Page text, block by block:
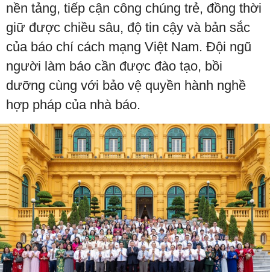
nền tảng, tiếp cận công chúng trẻ, đồng thời
giữ được chiều sâu, độ tin cậy và bản sắc
của báo chí cách mạng Việt Nam. Đội ngũ
người làm báo cần được đào tạo, bồi
dưỡng cùng với bảo vệ quyền hành nghề
hợp pháp của nhà báo.